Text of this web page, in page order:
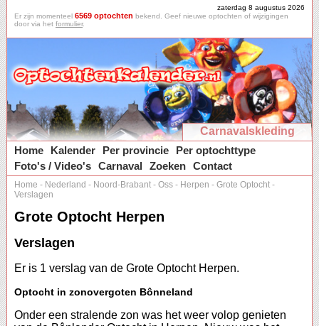
zaterdag 8 augustus 2026
Er zijn momenteel 6569 optochten bekend. Geef nieuwe optochten of wijzigingen
door via het formulier.
Carnavalskleding
Home
Kalender Per provincie
Per optochttype
Foto's / Video's Carnaval Zoeken Contact
Home - Nederland - Noord-Brabant - Oss - Herpen - Grote Optocht -
Verslagen
Grote Optocht Herpen
Verslagen
Er is 1 verslag van de Grote Optocht Herpen.
Optocht in zonovergoten Bônneland
Onder een stralende zon was het weer volop genieten